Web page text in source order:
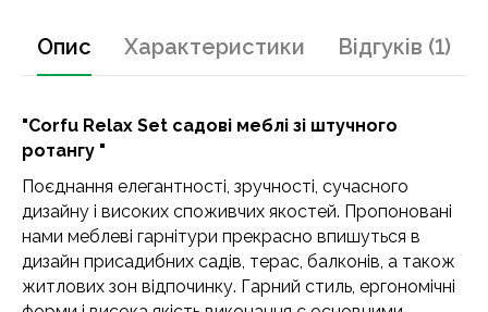
Опис Характеристики Відгуків (1)
"Corfu Relax Set садові меблі зі штучного
ротангу "
Поєднання елегантності, зручності, сучасного
дизайну і високих споживчих якостей. Пропоновані
нами меблеві гарнітури прекрасно впишуться в
дизайн присадибних садів, терас, балконів, а також
житлових зон відпочинку. Гарний стиль, ергономічні